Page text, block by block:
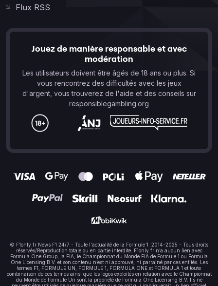
Flux RSS
Jouez de manière responsable et avec
modération
Les utilisateurs doivent être âgés de 18 ans ou plus. Si
vous rencontrez des difficultés avec les jeux
d'argent, vous trouverez de l'aide et des conseils sur
responsiblegambling.org
© F1only.fr News F1 24/7 - Toute l'actualité de la Formule 1. 2014-2025 - Tous droits
réservés/Reproduction totale ou en partie interdite. F1only.fr n’a aucun lien avec
Formula One Group, la FIA, le Championnat du Monde FIA de Formule 1 ou Formula
One Licensing B.V. et son contenu n’est ni approuvé, ni parrainé par ces entités. Les
termes F1, FORMULE UN, FORMULE 1, FORMULA ONE et FORMULA 1 et toute
combinaison de ces termes ainsi que les logos exploités en relation avec le Championnat
du Monde de Formule Un sont la propriété de Formula One Licensing B.V. Ils ne